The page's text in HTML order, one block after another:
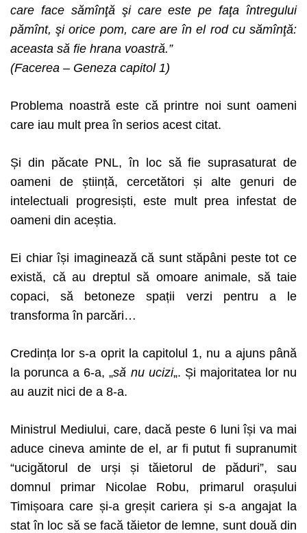
care face sămînţă şi care este pe faţa întregului
pămînt, şi orice pom, care are în el rod cu sămînţă:
aceasta să fie hrana voastră.”
(Facerea – Geneza capitol 1)
Problema noastră este că printre noi sunt oameni
care iau mult prea în serios acest citat.
Și din păcate PNL, în loc să fie suprasaturat de
oameni de știință, cercetători și alte genuri de
intelectuali progresiști, este mult prea infestat de
oameni din aceștia.
Ei chiar își imaginează că sunt stăpâni peste tot ce
există, că au dreptul să omoare animale, să taie
copaci, să betoneze spații verzi pentru a le
transforma în parcări…
Credința lor s-a oprit la capitolul 1, nu a ajuns până
la porunca a 6-a, „să nu ucizi„. Și majoritatea lor nu
au auzit nici de a 8-a.
Ministrul Mediului, care, dacă peste 6 luni își va mai
aduce cineva aminte de el, ar fi putut fi supranumit
“ucigătorul de urși și tăietorul de păduri”, sau
domnul primar Nicolae Robu, primarul orașului
Timișoara care și-a greșit cariera și s-a angajat la
stat în loc să se facă tăietor de lemne, sunt două din